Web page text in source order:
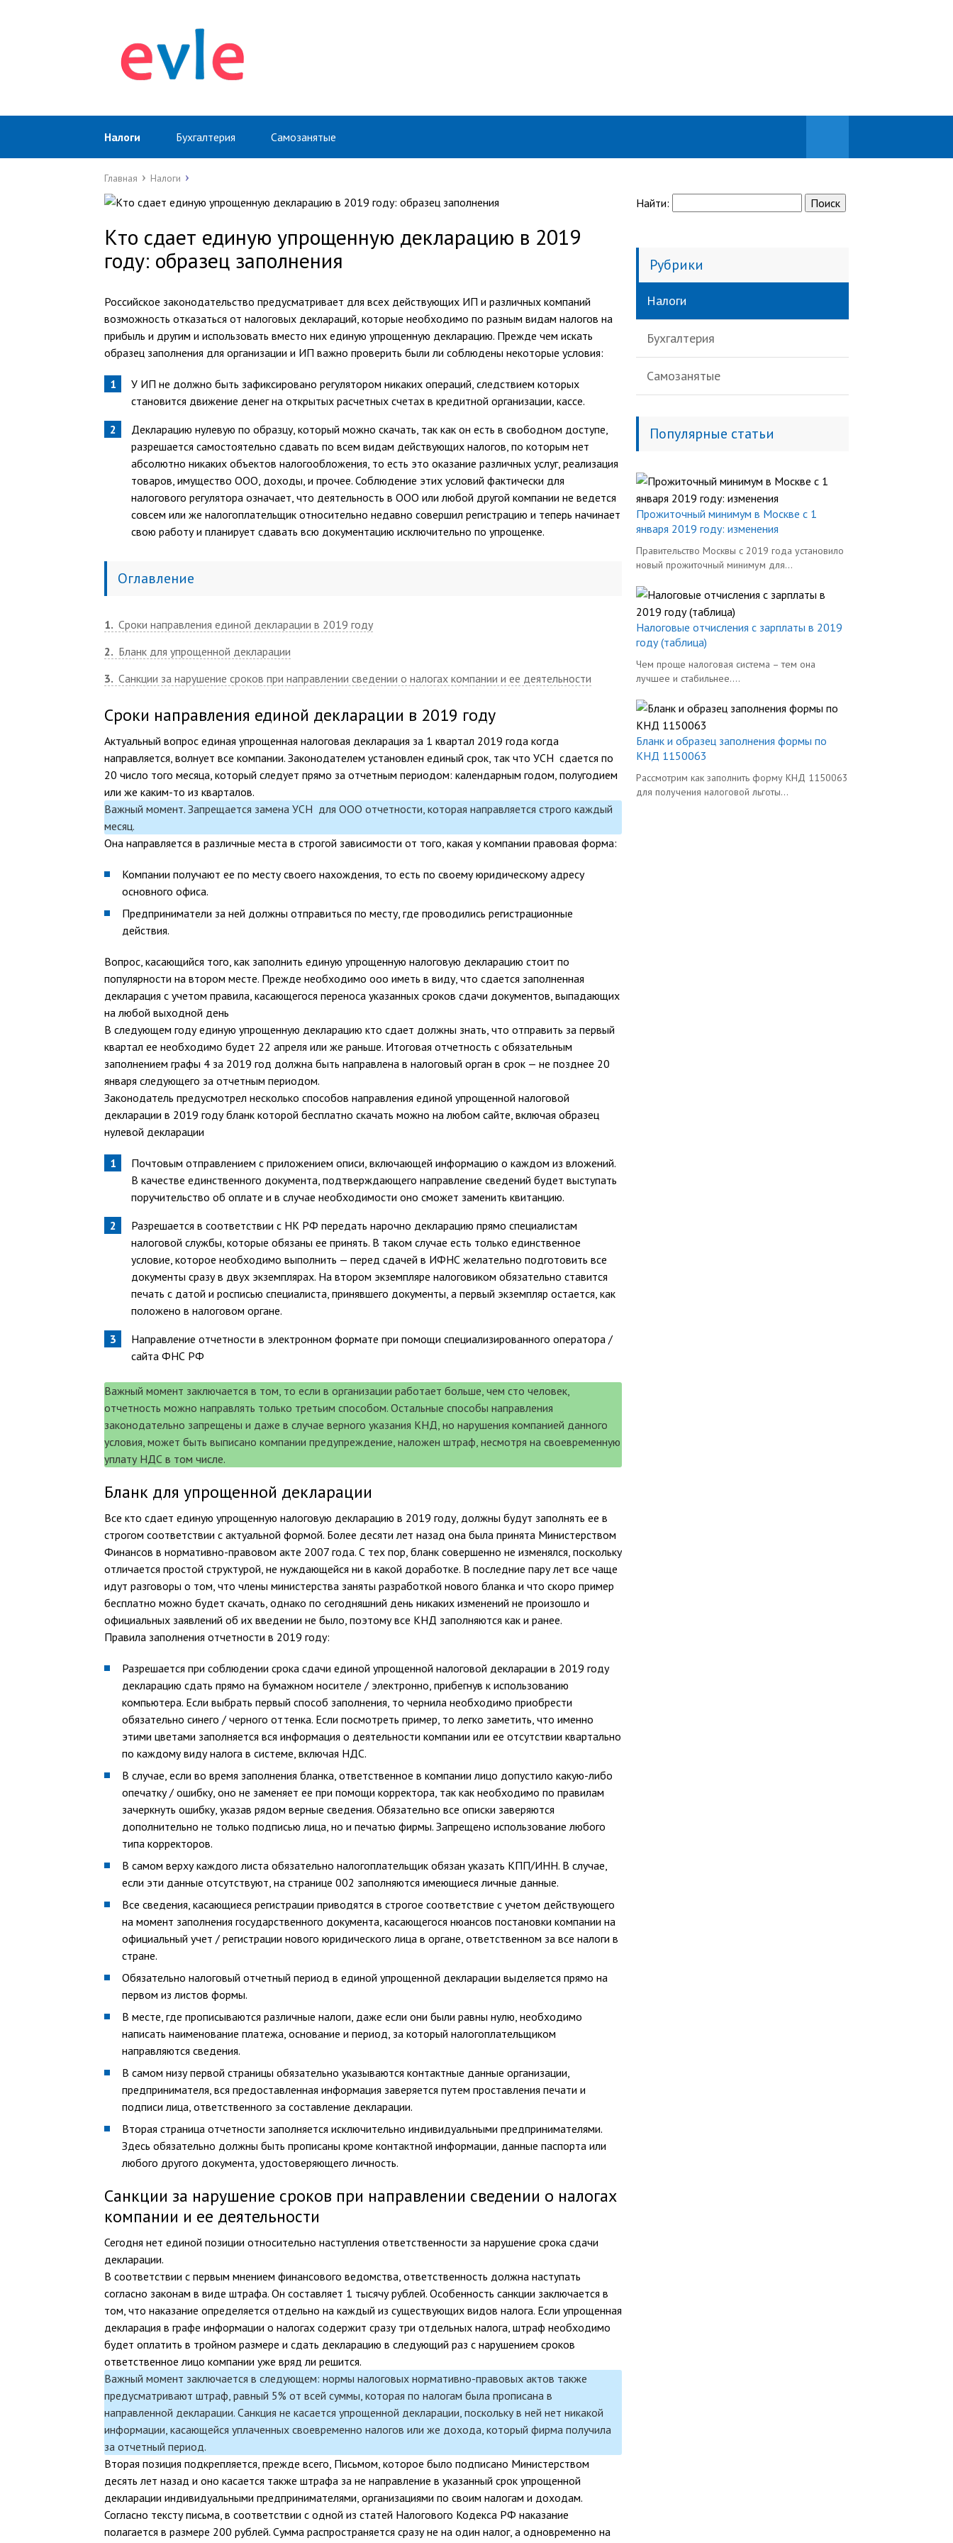
Налоги Бухгалтерия Самозанятые
Главная Налоги
Кто сдает единую упрощенную декларацию в 2019
году: образец заполнения
Российское законодательство предусматривает для всех действующих ИП и различных компаний
возможность отказаться от налоговых деклараций, которые необходимо по разным видам налогов на
прибыль и другим и использовать вместо них единую упрощенную декларацию. Прежде чем искать
образец заполнения для организации и ИП важно проверить были ли соблюдены некоторые условия:
У ИП не должно быть зафиксировано регулятором никаких операций, следствием которых
становится движение денег на открытых расчетных счетах в кредитной организации, кассе.
Декларацию нулевую по образцу, который можно скачать, так как он есть в свободном доступе,
разрешается самостоятельно сдавать по всем видам действующих налогов, по которым нет
абсолютно никаких объектов налогообложения, то есть это оказание различных услуг, реализация
товаров, имущество ООО, доходы, и прочее. Соблюдение этих условий фактически для
налогового регулятора означает, что деятельность в ООО или любой другой компании не ведется
совсем или же налогоплательщик относительно недавно совершил регистрацию и теперь начинает
свою работу и планирует сдавать всю документацию исключительно по упрощенке.
Оглавление
1 Сроки направления единой декларации в 2019 году
2
Бланк для упрощенной декларации
3 Санкции за нарушение сроков при направлении сведении о налогах компании и ее деятельности
Сроки направления единой декларации в 2019 году
Актуальный вопрос единая упрощенная налоговая декларация за 1 квартал 2019 года когда
направляется, волнует все компании. Законодателем установлен единый срок, так что УСН сдается по
20 число того месяца, который следует прямо за отчетным периодом: календарным годом, полугодием
или же каким-то из кварталов.
Важный момент. Запрещается замена УСН для ООО отчетности, которая направляется строго каждый
месяц.
Она направляется в различные места в строгой зависимости от того, какая у компании правовая форма:
Компании получают ее по месту своего нахождения, то есть по своему юридическому адресу
основного офиса.
Предприниматели за ней должны отправиться по месту, где проводились регистрационные
действия.
Вопрос, касающийся того, как заполнить единую упрощенную налоговую декларацию стоит по
популярности на втором месте. Прежде необходимо ооо иметь в виду, что сдается заполненная
декларация с учетом правила, касающегося переноса указанных сроков сдачи документов, выпадающих
на любой выходной день
В следующем году единую упрощенную декларацию кто сдает должны знать, что отправить за первый
квартал ее необходимо будет 22 апреля или же раньше. Итоговая отчетность с обязательным
заполнением графы 4 за 2019 год должна быть направлена в налоговый орган в срок — не позднее 20
января следующего за отчетным периодом.
Законодатель предусмотрел несколько способов направления единой упрощенной налоговой
декларации в 2019 году бланк которой бесплатно скачать можно на любом сайте, включая образец
нулевой декларации
Почтовым отправлением с приложением описи, включающей информацию о каждом из вложений.
В качестве единственного документа, подтверждающего направление сведений будет выступать
поручительство об оплате и в случае необходимости оно сможет заменить квитанцию.
Разрешается в соответствии с НК РФ передать нарочно декларацию прямо специалистам
налоговой службы, которые обязаны ее принять. В таком случае есть только единственное
условие, которое необходимо выполнить — перед сдачей в ИФНС желательно подготовить все
документы сразу в двух экземплярах. На втором экземпляре налоговиком обязательно ставится
печать с датой и росписью специалиста, принявшего документы, а первый экземпляр остается, как
положено в налоговом органе.
Направление отчетности в электронном формате при помощи специализированного оператора /
сайта ФНС РФ
Важный момент заключается в том, то если в организации работает больше, чем сто человек,
отчетность можно направлять только третьим способом. Остальные способы направления
законодательно запрещены и даже в случае верного указания КНД, но нарушения компанией данного
условия, может быть выписано компании предупреждение, наложен штраф, несмотря на своевременную
уплату НДС в том числе.
Бланк для упрощенной декларации
Все кто сдает единую упрощенную налоговую декларацию в 2019 году, должны будут заполнять ее в
строгом соответствии с актуальной формой. Более десяти лет назад она была принята Министерством
Финансов в нормативно-правовом акте 2007 года. С тех пор, бланк совершенно не изменялся, поскольку
отличается простой структурой, не нуждающейся ни в какой доработке. В последние пару лет все чаще
идут разговоры о том, что члены министерства заняты разработкой нового бланка и что скоро пример
бесплатно можно будет скачать, однако по сегодняшний день никаких изменений не произошло и
официальных заявлений об их введении не было, поэтому все КНД заполняются как и ранее.
Правила заполнения отчетности в 2019 году:
Разрешается при соблюдении срока сдачи единой упрощенной налоговой декларации в 2019 году
декларацию сдать прямо на бумажном носителе / электронно, прибегнув к использованию
компьютера. Если выбрать первый способ заполнения, то чернила необходимо приобрести
обязательно синего / черного оттенка. Если посмотреть пример, то легко заметить, что именно
этими цветами заполняется вся информация о деятельности компании или ее отсутствии квартально
по каждому виду налога в системе, включая НДС.
В случае, если во время заполнения бланка, ответственное в компании лицо допустило какую-либо
опечатку / ошибку, оно не заменяет ее при помощи корректора, так как необходимо по правилам
зачеркнуть ошибку, указав рядом верные сведения. Обязательно все описки заверяются
дополнительно не только подписью лица, но и печатью фирмы. Запрещено использование любого
типа корректоров.
В самом верху каждого листа обязательно налогоплательщик обязан указать КПП/ИНН. В случае,
если эти данные отсутствуют, на странице 002 заполняются имеющиеся личные данные.
Все сведения, касающиеся регистрации приводятся в строгое соответствие с учетом действующего
на момент заполнения государственного документа, касающегося нюансов постановки компании на
официальный учет / регистрации нового юридического лица в органе, ответственном за все налоги в
стране.
Обязательно налоговый отчетный период в единой упрощенной декларации выделяется прямо на
первом из листов формы.
В месте, где прописываются различные налоги, даже если они были равны нулю, необходимо
написать наименование платежа, основание и период, за который налогоплательщиком
направляются сведения.
В самом низу первой страницы обязательно указываются контактные данные организации,
предпринимателя, вся предоставленная информация заверяется путем проставления печати и
подписи лица, ответственного за составление декларации.
Вторая страница отчетности заполняется исключительно индивидуальными предпринимателями.
Здесь обязательно должны быть прописаны кроме контактной информации, данные паспорта или
любого другого документа, удостоверяющего личность.
Санкции за нарушение сроков при направлении сведении о налогах
компании и ее деятельности
Сегодня нет единой позиции относительно наступления ответственности за нарушение срока сдачи
декларации.
В соответствии с первым мнением финансового ведомства, ответственность должна наступать
согласно законам в виде штрафа. Он составляет 1 тысячу рублей. Особенность санкции заключается в
том, что наказание определяется отдельно на каждый из существующих видов налога. Если упрощенная
декларация в графе информации о налогах содержит сразу три отдельных налога, штраф необходимо
будет оплатить в тройном размере и сдать декларацию в следующий раз с нарушением сроков
ответственное лицо компании уже вряд ли решится.
Важный момент заключается в следующем: нормы налоговых нормативно-правовых актов также
предусматривают штраф, равный 5% от всей суммы, которая по налогам была прописана в
направленной декларации. Санкция не касается упрощенной декларации, поскольку в ней нет никакой
информации, касающейся уплаченных своевременно налогов или же дохода, который фирма получила
за отчетный период.
Вторая позиция подкрепляется, прежде всего, Письмом, которое было подписано Министерством
десять лет назад и оно касается также штрафа за не направление в указанный срок упрощенной
декларации индивидуальными предпринимателями, организациями по своим налогам и доходам.
Согласно тексту письма, в соответствии с одной из статей Налогового Кодекса РФ наказание
полагается в размере 200 рублей. Сумма распространяется сразу не на один налог, а одновременно на
Найти:
Рубрики
Налоги
Бухгалтерия
Самозанятые
Популярные статьи
Прожиточный минимум в Москве с 1
января 2019 году: изменения
Правительство Москвы с 2019 года установило
новый прожиточный минимум для...
Налоговые отчисления с зарплаты в 2019
году (таблица)
Чем проще налоговая система – тем она
лучшее и стабильнее....
Бланк и образец заполнения формы по
КНД 1150063
Рассмотрим как заполнить форму КНД 1150063
для получения налоговой льготы...